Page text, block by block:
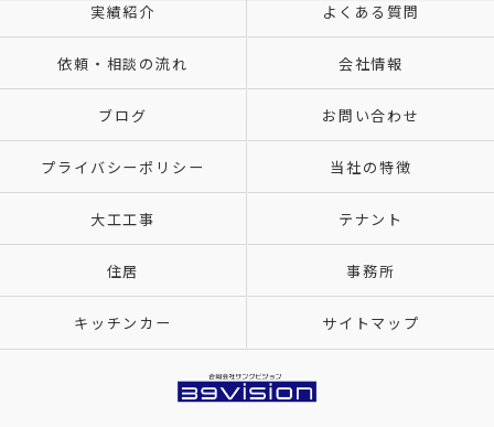
実績紹介 よくある質問
依頼・相談の流れ 会社情報
ブログ お問い合わせ
プライバシーポリシー 当社の特徴
大工工事 テナント
住居 事務所
キッチンカー サイトマップ